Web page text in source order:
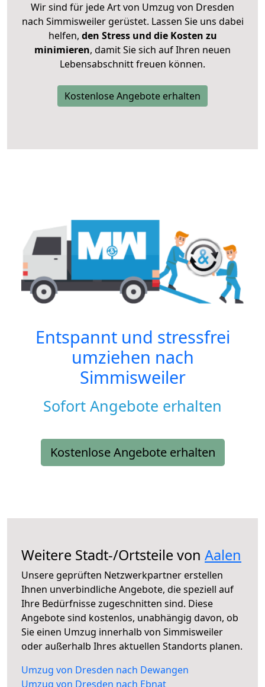
Wir sind für jede Art von Umzug von Dresden
nach Simmisweiler gerüstet. Lassen Sie uns dabei
helfen, den Stress und die Kosten zu
minimieren, damit Sie sich auf Ihren neuen
Lebensabschnitt freuen können.
Kostenlose Angebote erhalten
Entspannt und stressfrei
umziehen nach
Simmisweiler
Sofort Angebote erhalten
Kostenlose Angebote erhalten
Weitere Stadt-/Ortsteile von Aalen
Unsere geprüften Netzwerkpartner erstellen
Ihnen unverbindliche Angebote, die speziell auf
Ihre Bedürfnisse zugeschnitten sind. Diese
Angebote sind kostenlos, unabhängig davon, ob
Sie einen Umzug innerhalb von Simmisweiler
oder außerhalb Ihres aktuellen Standorts planen.
Umzug von Dresden nach Dewangen
Umzug von Dresden nach Ebnat